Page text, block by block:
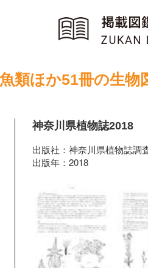
類ほか51冊の生物
神奈川県植物誌2018
出版社：神奈川県植物誌調
出版年：2018